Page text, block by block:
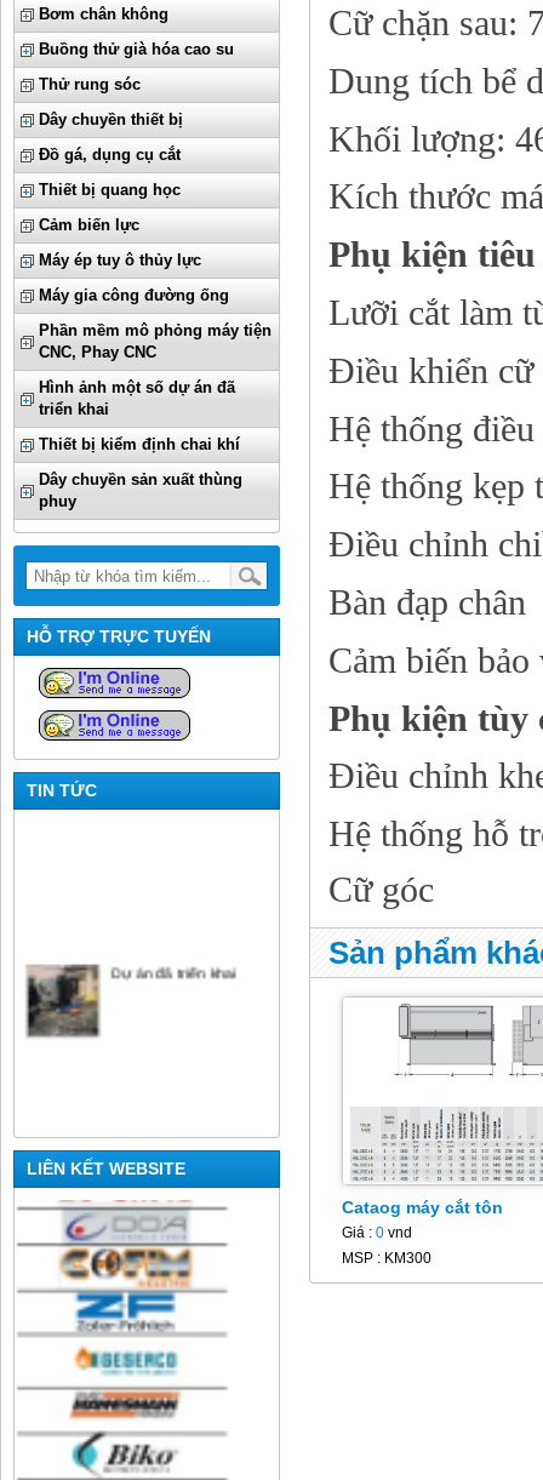
Bơm chân không
Buồng thử già hóa cao su
Thử rung sóc
Dây chuyền thiết bị
Đồ gá, dụng cụ cắt
Thiết bị quang học
Cảm biến lực
Máy ép tuy ô thủy lực
Máy gia công đường ống
Phần mềm mô phỏng máy tiện
CNC, Phay CNC
Hình ảnh một số dự án đã
triển khai
Thiết bị kiểm định chai khí
Dây chuyền sản xuất thùng
phuy
HỖ TRỢ TRỰC TUYẾN
TIN TỨC
LIÊN KẾT WEBSITE
Cữ chặn sau:
Dung tích bể
Khối lượng:
Kích thước
Phụ kiện
Lưỡi cắt làm
Điều khiển cữ
Hệ thống
Hệ thống kẹp
Điều chỉnh
Bàn đạp chân
Cảm biến bảo
Phụ kiện tùy
Điều chỉnh
Hệ thống hỗ
Cữ góc
Sản phẩm
Cataog máy cắt tôn
Giá : 0 vnd
MSP : KM300